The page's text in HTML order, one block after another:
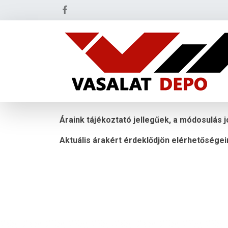
Áraink tájékoztató jellegűek, a módosulás
Aktuális árakért érdeklődjön